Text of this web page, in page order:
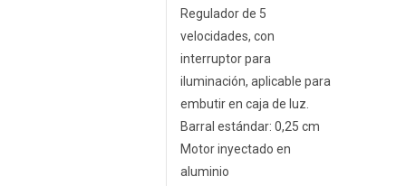
Regulador de 5
velocidades, con
interruptor para
iluminación, aplicable para
embutir en caja de luz.
Barral estándar: 0,25 cm
Motor inyectado en
aluminio